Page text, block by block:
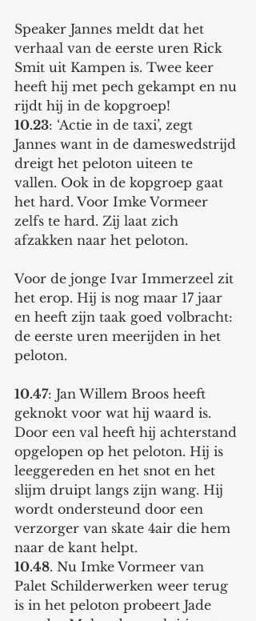
Speaker Jannes meldt dat het
verhaal van de eerste uren Rick
Smit uit Kampen is. Twee keer
heeft hij met pech gekampt en nu
rijdt hij in de kopgroep!
10.23: ‘Actie in de taxi’, zegt
Jannes want in de dameswedstrijd
dreigt het peloton uiteen te
vallen. Ook in de kopgroep gaat
het hard. Voor Imke Vormeer
zelfs te hard. Zij laat zich
afzakken naar het peloton.
Voor de jonge Ivar Immerzeel zit
het erop. Hij is nog maar 17 jaar
en heeft zijn taak goed volbracht:
de eerste uren meerijden in het
peloton.
10.47: Jan Willem Broos heeft
geknokt voor wat hij waard is.
Door een val heeft hij achterstand
opgelopen op het peloton. Hij is
leeggereden en het snot en het
slijm druipt langs zijn wang. Hij
wordt ondersteund door een
verzorger van skate 4air die hem
naar de kant helpt.
10.48. Nu Imke Vormeer van
Palet Schilderwerken weer terug
is in het peloton probeert Jade